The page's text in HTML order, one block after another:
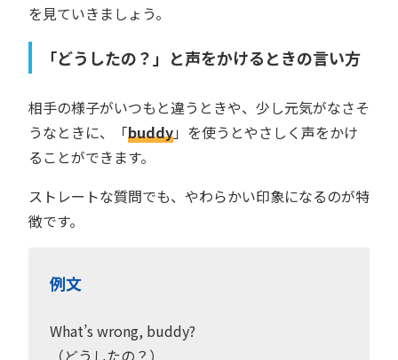
を見ていきましょう。
「どうしたの？」と声をかけるときの言い方
相手の様子がいつもと違うときや、少し元気がなさそ
うなときに、「buddy」を使うとやさしく声をかけ
ることができます。
ストレートな質問でも、やわらかい印象になるのが特
徴です。
例文
What’s wrong, buddy?
（どうしたの？）